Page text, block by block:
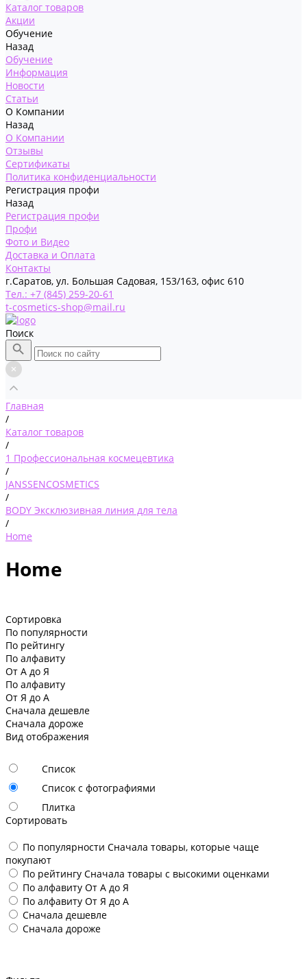
Каталог товаров
Акции
Обучение
Назад
Обучение
Информация
Новости
Статьи
О Компании
Назад
О Компании
Отзывы
Сертификаты
Политика конфиденциальности
Регистрация профи
Назад
Регистрация профи
Профи
Фото и Видео
Доставка и Оплата
Контакты
г.Саратов, ул. Большая Садовая, 153/163, офис 610
Тел.: +7 (845) 259-20-61
t-cosmetics-shop@mail.ru
Поиск
Главная
/
Каталог товаров
/
1 Профессиональная космецевтика
/
JANSSENCOSMETICS
/
BODY Эксклюзивная линия для тела
/
Home
Home
Сортировка
По популярности
По рейтингу
По алфавиту
От А до Я
По алфавиту
От Я до А
Сначала дешевле
Сначала дороже
Вид отображения
Список
Список с фотографиями
Плитка
Сортировать
По популярности Сначала товары, которые чаще
покупают
По рейтингу Сначала товары с высокими оценками
По алфавиту От А до Я
По алфавиту От Я до А
Сначала дешевле
Сначала дороже